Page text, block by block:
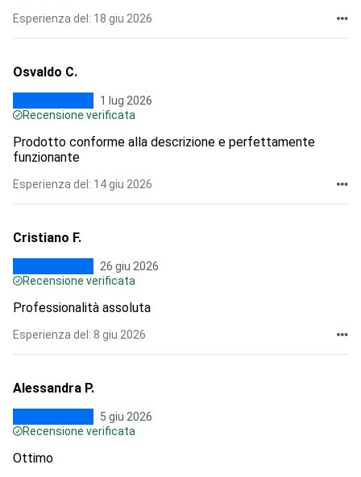
Esperienza del: 18 giu 2026
Osvaldo C.
1 lug 2026
Recensione verificata
Prodotto conforme alla descrizione e perfettamente
funzionante
Esperienza del: 14 giu 2026
Cristiano F.
26 giu 2026
Recensione verificata
Professionalità assoluta
Esperienza del: 8 giu 2026
Alessandra P.
5 giu 2026
Recensione verificata
Ottimo